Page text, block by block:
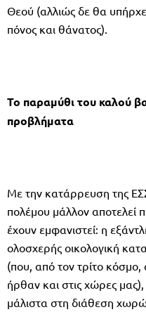
Θεού (αλλιώς δε θα υπήρχε
πόνος και θάνατος).
Το παραμύθι του καλού
προβλήματα
Με την κατάρρευση της
πολέμου μάλλον αποτελεί
έχουν εμφανιστεί: η
ολοσχερής οικολογική
(που, από τον τρίτο κόσμο,
ήρθαν και στις χώρες
μάλιστα στη διάθεση